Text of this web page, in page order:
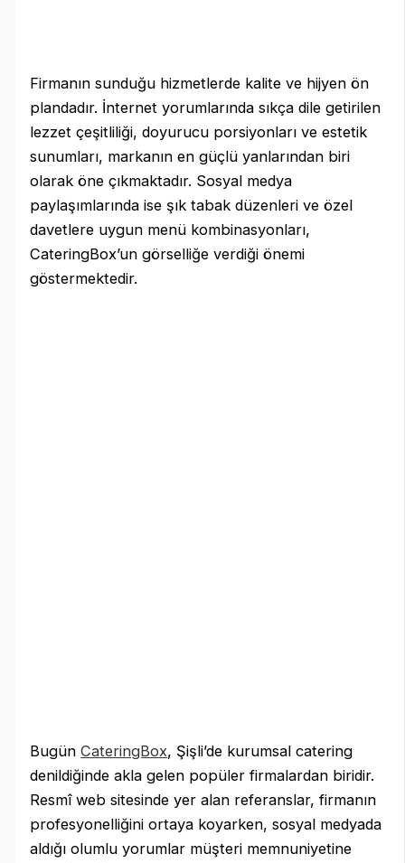
Firmanın sunduğu hizmetlerde kalite ve hijyen ön
plandadır. İnternet yorumlarında sıkça dile getirilen
lezzet çeşitliliği, doyurucu porsiyonları ve estetik
sunumları, markanın en güçlü yanlarından biri
olarak öne çıkmaktadır. Sosyal medya
paylaşımlarında ise şık tabak düzenleri ve özel
davetlere uygun menü kombinasyonları,
CateringBox’un görselliğe verdiği önemi
göstermektedir.
BugünCateringBox, Şişli’de kurumsal catering
denildiğinde akla gelen popüler firmalardan biridir.
Resmî web sitesinde yer alan referanslar, firmanın
profesyonelliğini ortaya koyarken, sosyal medyada
aldığı olumlu yorumlar müşteri memnuniyetine